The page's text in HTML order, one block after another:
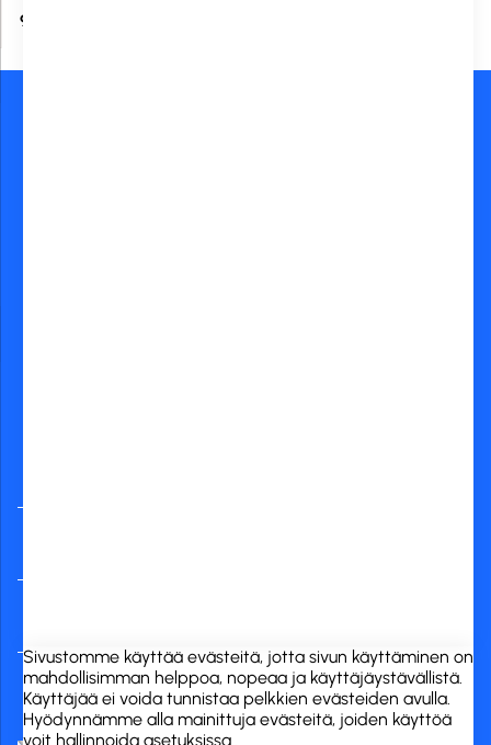
9,00 €
Sivustomme käyttää evästeitä, jotta sivun käyttäminen on
mahdollisimman helppoa, nopeaa ja käyttäjäystävällistä.
Käyttäjää ei voida tunnistaa pelkkien evästeiden avulla.
Hyödynnämme alla mainittuja evästeitä, joiden käyttöä
voit hallinnoida asetuksissa..